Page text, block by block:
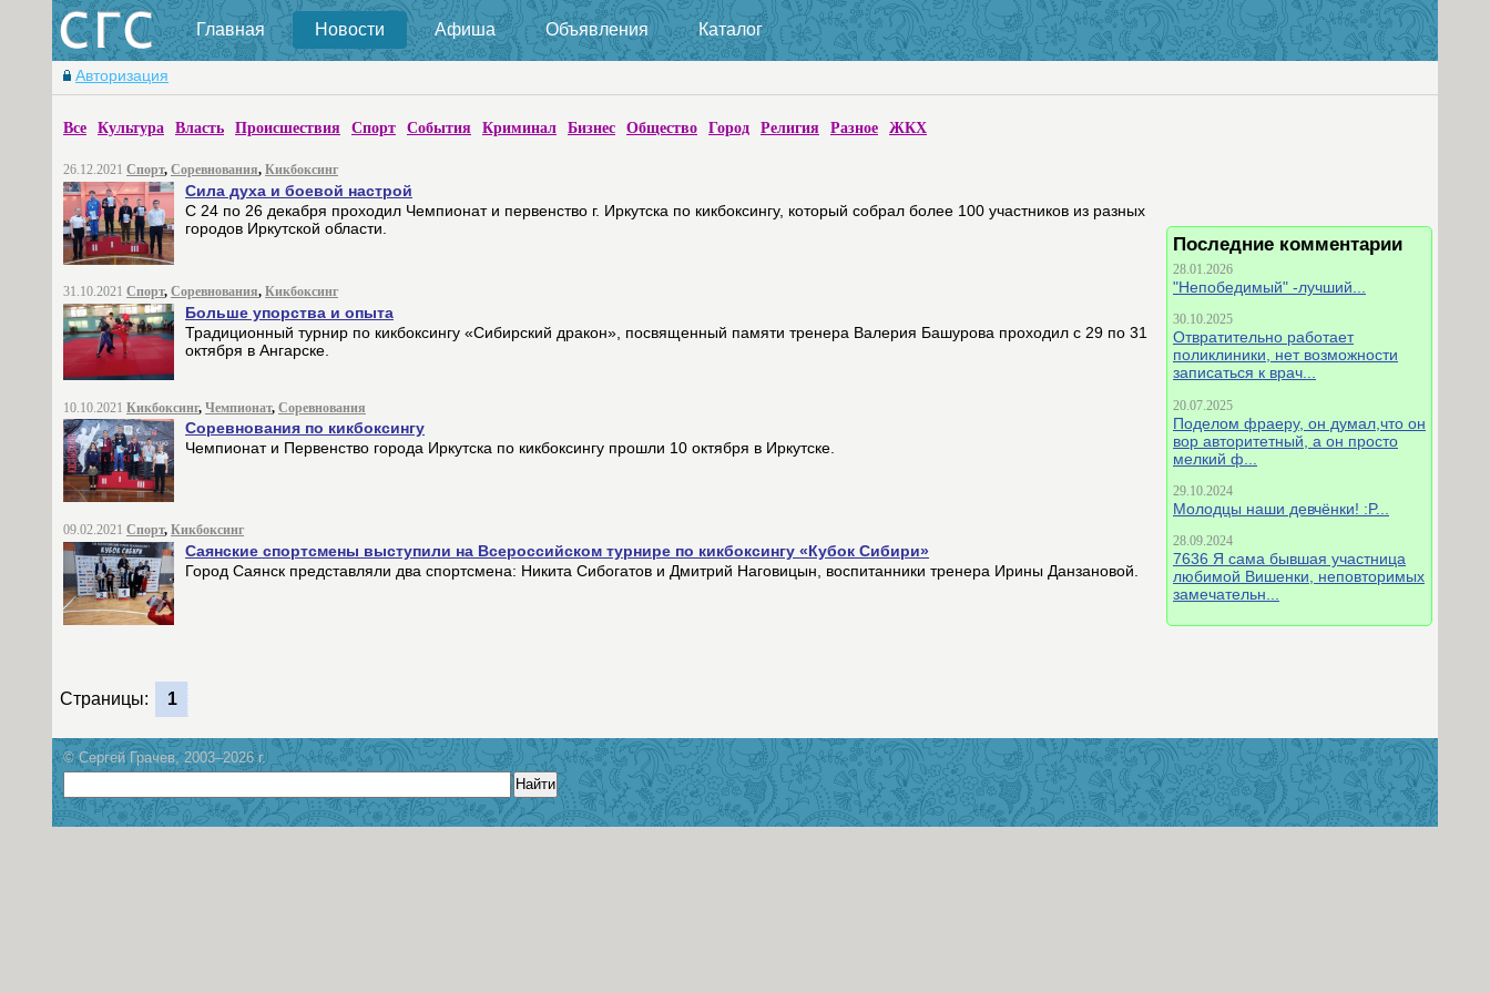
Главная Новости Афиша Объявления Каталог
Авторизация
Все Культура Власть Происшествия Спорт События Криминал Бизнес Общество Город Религия Разное ЖКХ
Последние комментарии
28.01.2026
"Непобедимый" -лучший...
30.10.2025
Отвратительно работает
поликлиники, нет возможности
записаться к врач...
20.07.2025
Поделом фраеру, он думал,что он
вор авторитетный, а он просто
мелкий ф...
29.10.2024
Молодцы наши девчёнки! :P...
28.09.2024
7636 Я сама бывшая участница
любимой Вишенки, неповторимых
замечательн...
26.12.2021 Спорт, Соревнования, Кикбоксинг
Сила духа и боевой настрой
С 24 по 26 декабря проходил Чемпионат и первенство г. Иркутска по кикбоксингу, который собрал более 100 участников из разных
городов Иркутской области.
31.10.2021 Спорт, Соревнования, Кикбоксинг
Больше упорства и опыта
Традиционный турнир по кикбоксингу «Сибирский дракон», посвященный памяти тренера Валерия Башурова проходил с 29 по 31
октября в Ангарске.
10.10.2021 Кикбоксинг, Чемпионат, Соревнования
Соревнования по кикбоксингу
Чемпионат и Первенство города Иркутска по кикбоксингу прошли 10 октября в Иркутске.
09.02.2021 Спорт, Кикбоксинг
Саянские спортсмены выступили на Всероссийском турнире по кикбоксингу «Кубок Сибири»
Город Саянск представляли два спортсмена: Никита Сибогатов и Дмитрий Наговицын, воспитанники тренера Ирины Данзановой.
Страницы: 1
© Сергей Грачев, 2003–2026 г.
Найти